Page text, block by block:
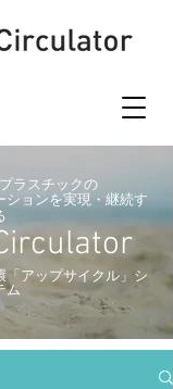
ラスチックの
ションを実現・継続す
「アップサイクル」シ
ム